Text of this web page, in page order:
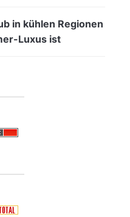
in kühlen Regionen
Luxus ist